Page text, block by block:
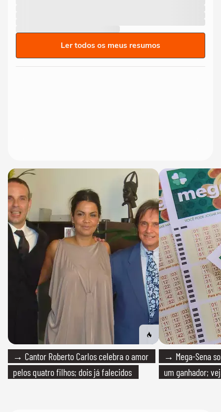
Ler todos os meus resumos
→ Cantor Roberto Carlos celebra o amor
pelos quatro filhos; dois já falecidos
→ Mega-Sena
um ganhador;